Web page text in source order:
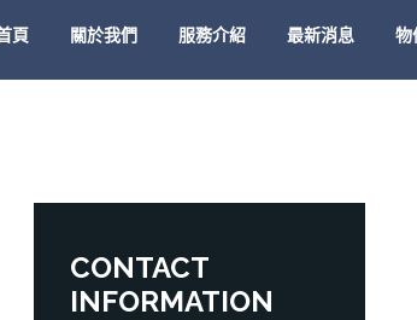
頁 關於我們 服務介紹 最新消息 物
CONTACT
INFORMATION